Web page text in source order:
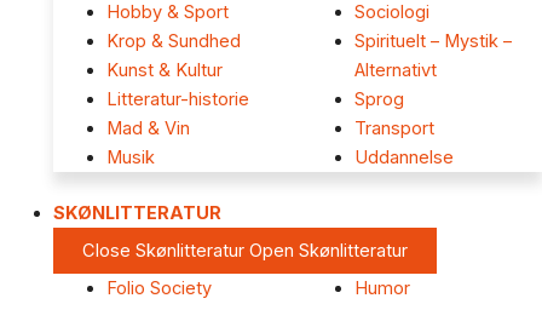
Hobby & Sport
Krop & Sundhed
Kunst & Kultur
Litteratur-historie
Mad & Vin
Musik
Sociologi
Spirituelt – Mystik –
Alternativt
Sprog
Transport
Uddannelse
SKØNLITTERATUR
Close Skønlitteratur Open Skønlitteratur
Folio Society
Humor